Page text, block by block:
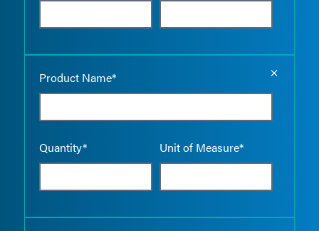
Product Name*
Quantity* Unit of Measure*